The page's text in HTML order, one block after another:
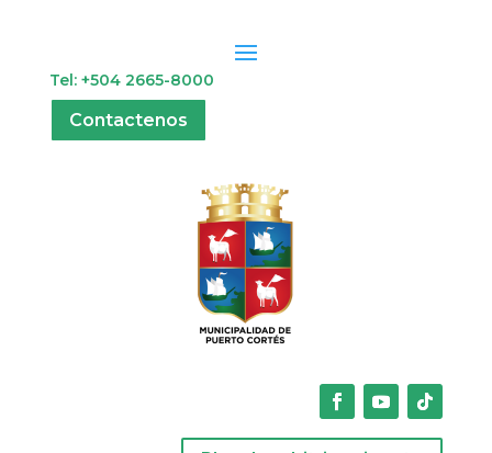
Tel: +504 2665-8000
Contactenos